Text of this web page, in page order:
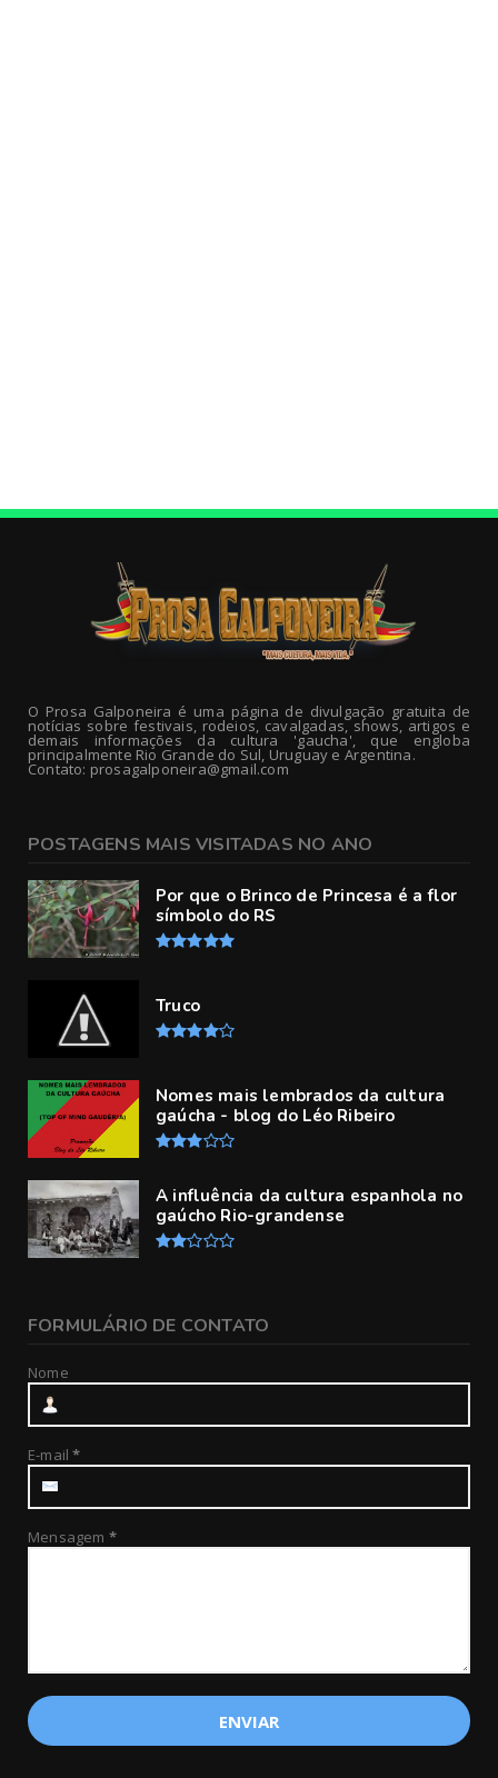
O Prosa Galponeira é uma página de divulgação gratuita de
notícias sobre festivais, rodeios, cavalgadas, shows, artigos e
demais informações da cultura 'gaucha', que engloba
principalmente Rio Grande do Sul, Uruguay e Argentina.
Contato: prosagalponeira@gmail.com
POSTAGENS MAIS VISITADAS NO ANO
Por que o Brinco de Princesa é a flor
símbolo do RS
Truco
Nomes mais lembrados da cultura
gaúcha - blog do Léo Ribeiro
A influência da cultura espanhola no
gaúcho Rio-grandense
FORMULÁRIO DE CONTATO
Nome
E-mail*
Mensagem *